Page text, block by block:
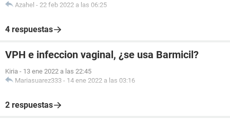
Azahel - 22 feb 2022 a las 06:25
4 respuestas
VPH e infeccion vaginal, ¿se usa Barmicil?
Kiria - 13 ene 2022 a las 22:45
Mariasuarez333 - 14 ene 2022 a las 03:16
2 respuestas